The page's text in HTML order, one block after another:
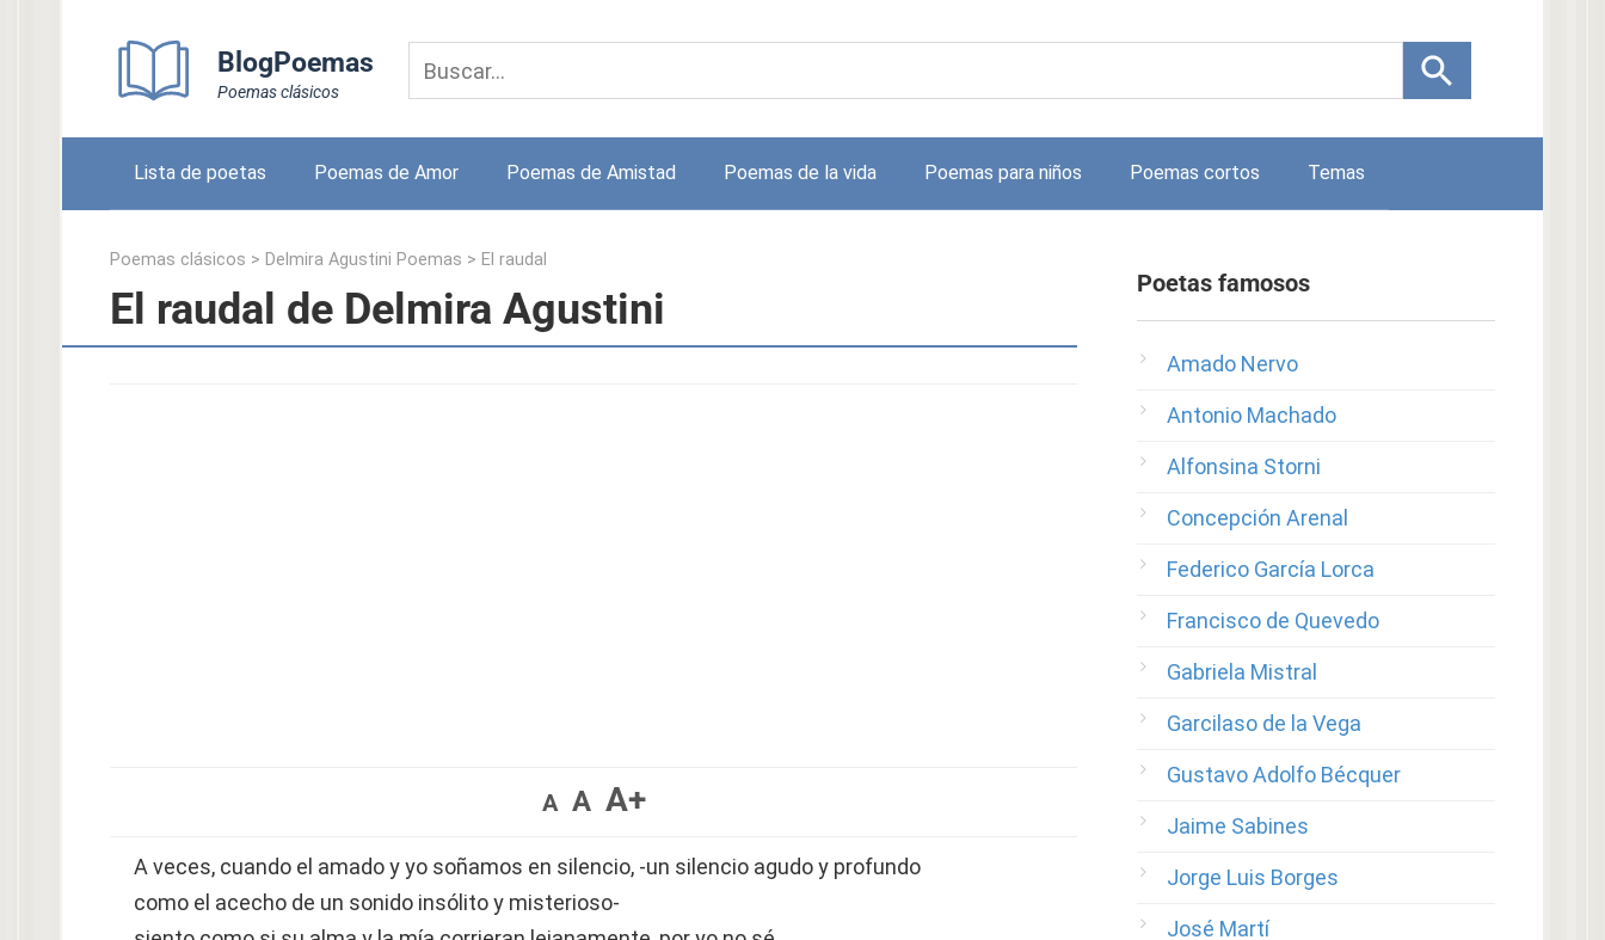
BlogPoemas
Poemas clásicos
Lista de poetas Poemas de Amor Poemas de Amistad Poemas de la vida Poemas para niños Poemas cortos Temas
Poemas clásicos > Delmira Agustini Poemas > El raudal
El raudal de Delmira Agustini
A A A+
A veces, cuando el amado y yo soñamos en silencio, -un silencio agudo y profundo
como el acecho de un sonido insólito y misterioso-
Poetas famosos
Amado Nervo
Antonio Machado
Alfonsina Storni
Concepción Arenal
Federico García Lorca
Francisco de Quevedo
Gabriela Mistral
Garcilaso de la Vega
Gustavo Adolfo Bécquer
Jaime Sabines
Jorge Luis Borges
José Martí